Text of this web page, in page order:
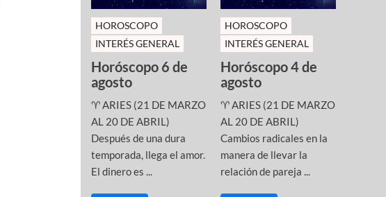
HOROSCOPO
INTERÉS GENERAL
Horóscopo 6 de
agosto
♈ ARIES (21 DE MARZO
AL 20 DE ABRIL)
Después de una dura
temporada, llega el amor.
El dinero es ...
HOROSCOPO
INTERÉS GENERAL
Horóscopo 4 de
agosto
♈ ARIES (21 DE MARZO
AL 20 DE ABRIL)
Cambios radicales en la
manera de llevar la
relación de pareja ...